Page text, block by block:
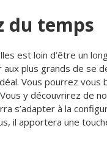
du temps
est loin d’être un
aux plus grands de se
Vous pourrez
y découvrirez de
s’adapter à la
il apportera une